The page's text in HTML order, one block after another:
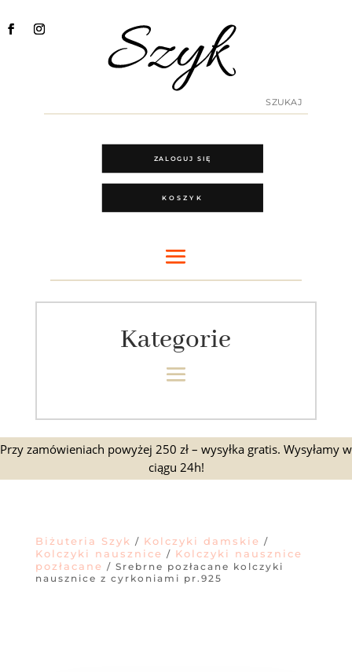
ZALOGUJ SIĘ
KOSZYK
Kategorie
Przy zamówieniach powyżej 250 zł – wysyłka gratis. Wysyłamy w
ciągu 24h!
Biżuteria Szyk / Kolczyki damskie /
Kolczyki nausznice / Kolczyki nausznice
pozłacane / Srebrne pozłacane kolczyki
nausznice z cyrkoniami pr.925